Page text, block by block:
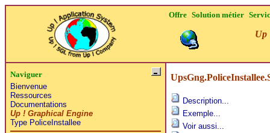
Offre Solution métier
Up
Naviguer
Bienvenue
Ressources
Documentations
Up ! Graphical Engine
Type PoliceInstallee
Description...
Exemple...
Voir aussi...